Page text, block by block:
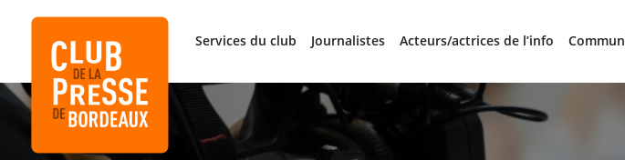
Services du club Journalistes Acteurs/actrices de l’info